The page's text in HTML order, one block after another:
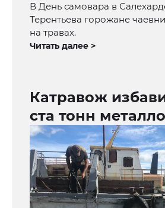
В День самовара в
Терентьева горожане
на травах.
Читать далее >
Катравож
ста тонн